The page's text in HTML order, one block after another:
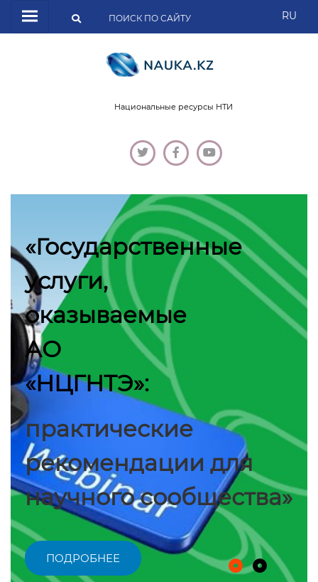
RU
Национальные ресурсы НТИ
«Государственные
услуги,
оказываемые
АО
«НЦГНТЭ»:
практические
рекомендации для
научного сообщества»
ПОДРОБНЕЕ